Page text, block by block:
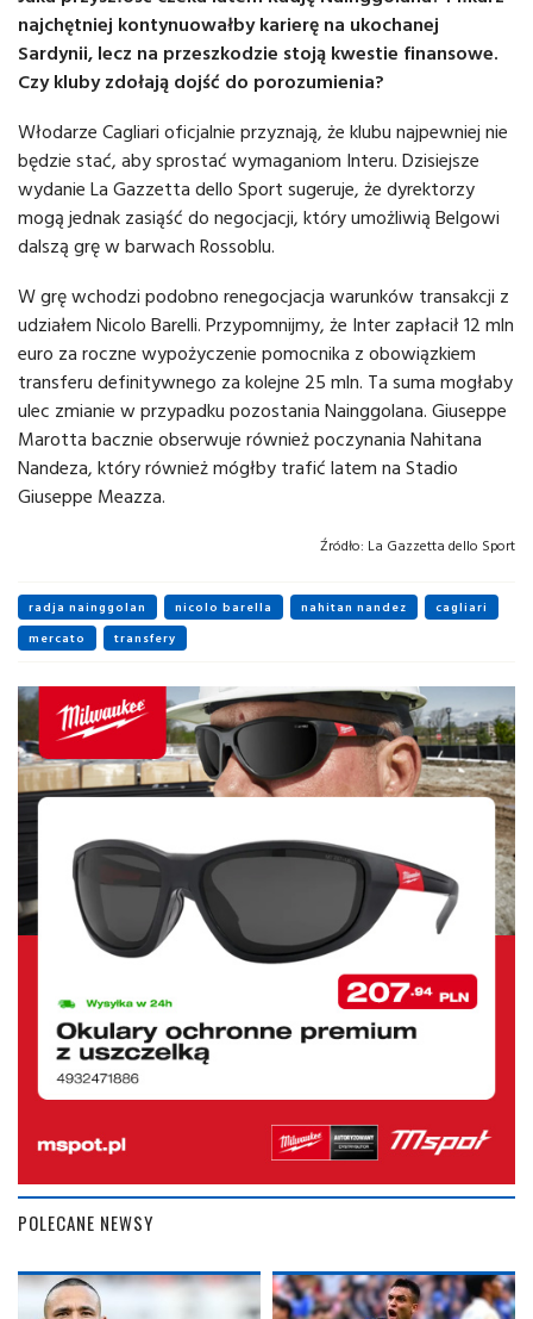
najchętniej kontynuowałby karierę na ukochanej
Sardynii, lecz na przeszkodzie stoją kwestie finansowe.
Czy kluby zdołają dojść do porozumienia?
Włodarze Cagliari oficjalnie przyznają, że klubu najpewniej nie
będzie stać, aby sprostać wymaganiom Interu. Dzisiejsze
wydanie La Gazzetta dello Sport sugeruje, że dyrektorzy
mogą jednak zasiąść do negocjacji, który umożliwią Belgowi
dalszą grę w barwach Rossoblu.
W grę wchodzi podobno renegocjacja warunków transakcji z
udziałem Nicolo Barelli. Przypomnijmy, że Inter zapłacił 12 mln
euro za roczne wypożyczenie pomocnika z obowiązkiem
transferu definitywnego za kolejne 25 mln. Ta suma mogłaby
ulec zmianie w przypadku pozostania Nainggolana. Giuseppe
Marotta bacznie obserwuje również poczynania Nahitana
Nandeza, który również mógłby trafić latem na Stadio
Giuseppe Meazza.
Źródło: La Gazzetta dello Sport
radja nainggolan nicolo barella nahitan nandez
cagliari
mercato
transfery
POLECANE NEWSY